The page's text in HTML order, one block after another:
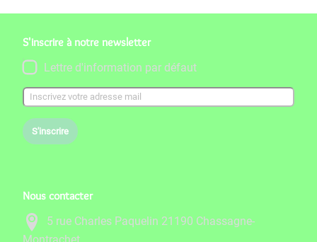
S'inscrire à notre newsletter
Lettre d'information par défaut
S'inscrire
Nous contacter
5 rue Charles Paquelin 21190 Chassagne-
Montrachet